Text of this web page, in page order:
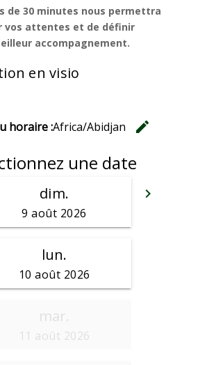
de 30 minutes nous permettra
vos attentes et de définir
accompagnement.